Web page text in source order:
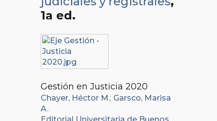
1a ed.
Gestión en Justicia 2020
Chayer, Héctor M.; Garsco, Marisa
A.